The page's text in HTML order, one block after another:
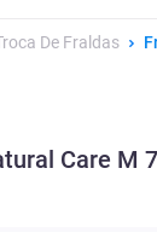
De Fraldas
Care M